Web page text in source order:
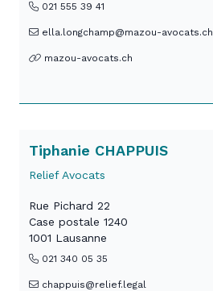
021 555 39 41
ella.longchamp@mazou-avocats.ch
mazou-avocats.ch
Tiphanie CHAPPUIS
Relief Avocats
Rue Pichard 22
Case postale 1240
1001 Lausanne
021 340 05 35
chappuis@relief.legal